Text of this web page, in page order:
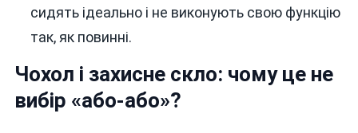
сидять ідеально і не виконують свою функцію
так, як повинні.
Чохол і захисне скло: чому це не
вибір «або-або»?